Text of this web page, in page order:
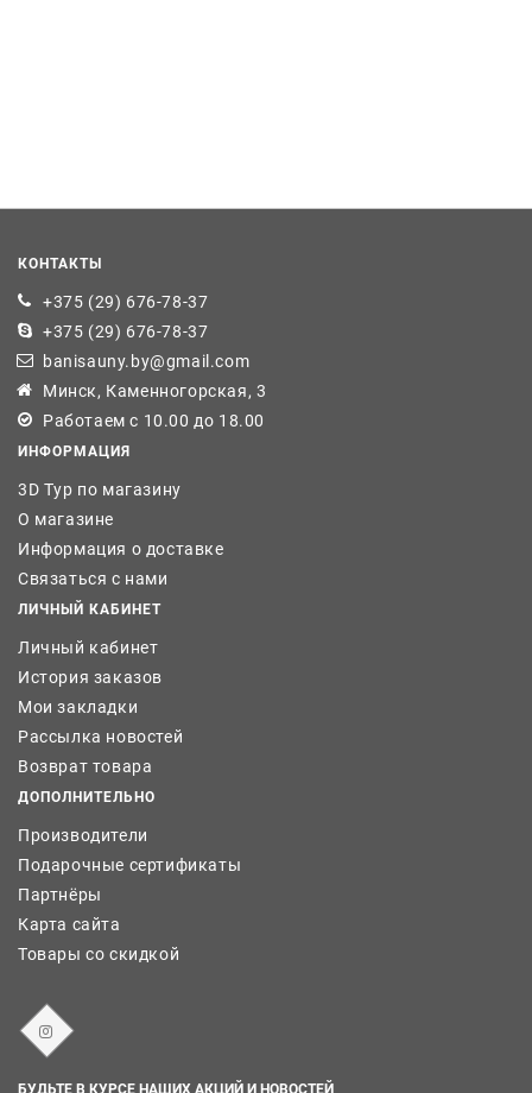
КОНТАКТЫ
+375 (29) 676-78-37
+375 (29) 676-78-37
banisauny.by@gmail.com
Минск, Каменногорская, 3
Работаем с 10.00 до 18.00
ИНФОРМАЦИЯ
3D Тур по магазину
О магазине
Информация о доставке
Связаться с нами
ЛИЧНЫЙ КАБИНЕТ
Личный кабинет
История заказов
Мои закладки
Рассылка новостей
Возврат товара
ДОПОЛНИТЕЛЬНО
Производители
Подарочные сертификаты
Партнёры
Карта сайта
Товары со скидкой
БУДЬТЕ В КУРСЕ НАШИХ АКЦИЙ И НОВОСТЕЙ